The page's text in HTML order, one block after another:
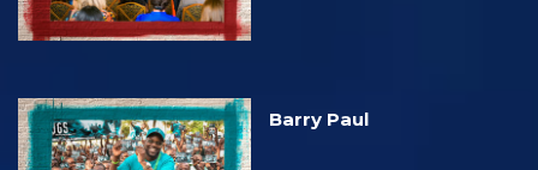
Barry Paul